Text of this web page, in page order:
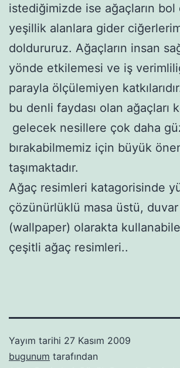
istediğimizde ise ağaçların bol
yeşillik alanlara gider
doldururuz. Ağaçların insan
yönde etkilemesi ve iş
parayla ölçülemiyen
bu denli faydası olan ağaçları
gelecek nesillere çok daha
bırakabilmemiz için büyük
taşımaktadır.
Ağaç resimleri katagorisinde
çözünürlüklü masa üstü, duvar
(wallpaper) olarakta
çeşitli ağaç resimleri..
Yayım tarihi 27 Kasım 2009
bugunum tarafından